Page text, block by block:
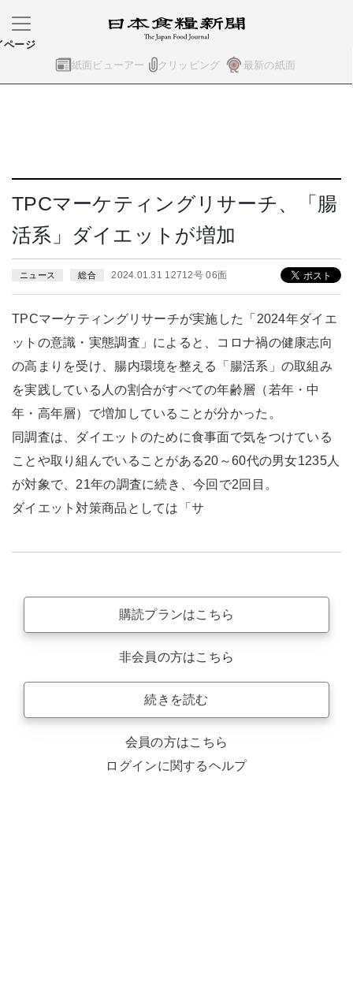
紙面ビューアー クリッピング 最新の紙面
ページ
TPCマーケティングリサーチ、「腸
活系」ダイエットが増加
ニュース 総合 2024.01.31 12712号 06面
TPCマーケティングリサーチが実施した「2024年ダイエ
ットの意識・実態調査」によると、コロナ禍の健康志向
の高まりを受け、腸内環境を整える「腸活系」の取組み
を実践している人の割合がすべての年齢層（若年・中
年・高年層）で増加していることが分かった。
同調査は、ダイエットのために食事面で気をつけている
ことや取り組んでいることがある20～60代の男女1235人
が対象で、21年の調査に続き、今回で2回目。
ダイエット対策商品としては「サ
購読プランはこちら
非会員の方はこちら
続きを読む
会員の方はこちら
ログインに関するヘルプ